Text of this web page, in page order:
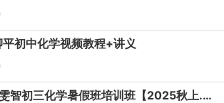
平初中化学视频教程+讲义
【视频】2026杨雯智初三化学暑假班培训班【2025秋上.S班】